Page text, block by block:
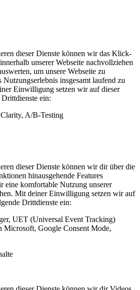
dieser Dienste können wir das Klick-
unserer Webseite nachvollziehen
um unsere Webseite zu
Nutzungserlebnis insgesamt laufend zu
Einwilligung setzen wir auf dieser
ein:
A/B-Testing
dieser Dienste können wir dir über die
hinausgehende Features
eine komfortable Nutzung unserer
Mit deiner Einwilligung setzen wir auf
Drittdienste ein:
UET (Universal Event Tracking)
Microsoft, Google Consent Mode,